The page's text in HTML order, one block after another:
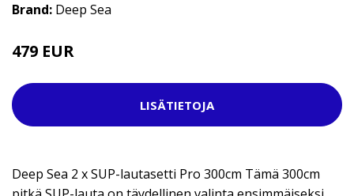
Brand: Deep Sea
479 EUR
LISÄTIETOJA
Deep Sea 2 x SUP-lautasetti Pro 300cm Tämä 300cm